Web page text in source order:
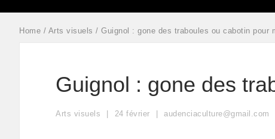
Home / Arts visuels / Guignol : gone des traboules ou cabotin pour
Guignol : gone des
Arts visuels 24 février audenciaculture@gmail.com